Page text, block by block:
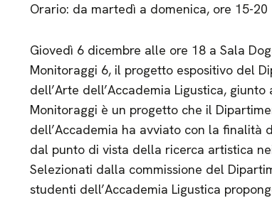
Orario: da martedì a domenica, ore 15-20
Giovedì 6 dicembre alle ore 18 a Sala
Monitoraggi 6, il progetto espositivo del
dell’Arte dell’Accademia Ligustica,
Monitoraggi è un progetto che il
dell’Accademia ha avviato con la finalità
dal punto di vista della ricerca artistica
Selezionati dalla commissione del
studenti dell’Accademia Ligustica